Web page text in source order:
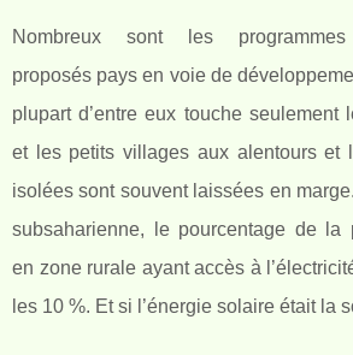
Nombreux sont les programmes
proposés pays en voie de
plupart d’entre eux touche seulement
et les petits villages aux alentours et
isolées sont souvent laissées en
subsaharienne, le pourcentage de la
en zone rurale ayant accès à
les 10 %. Et si l’énergie solaire était la